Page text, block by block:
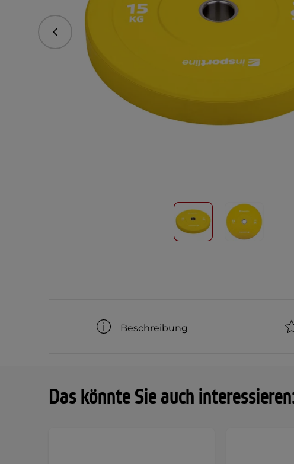
vorhergehend
Beschreibung
Das könnte Sie auch